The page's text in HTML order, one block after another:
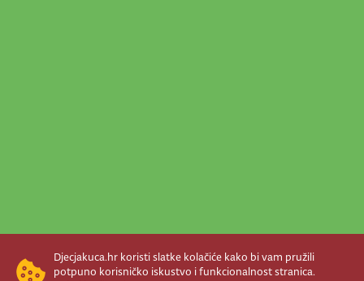
Djecjakuca.hr koristi slatke kolačiće kako bi vam pružili
potpuno korisničko iskustvo i funkcionalnost stranica.